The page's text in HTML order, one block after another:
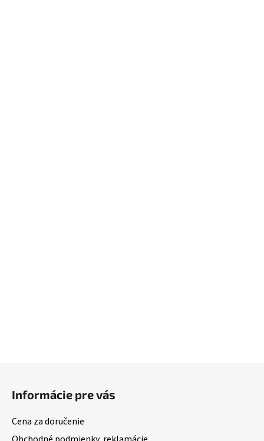
Informácie pre vás
Cena za doručenie